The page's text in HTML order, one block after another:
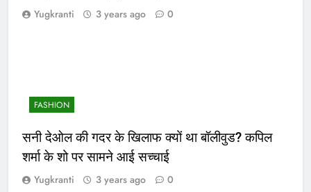
Yugkranti 3 years ago 0
FASHION
सनी देओल की गदर के खिलाफ क्यों था बॉलीवुड? कपिल
शर्मा के शो पर सामने आई सच्चाई
Yugkranti 3 years ago 0